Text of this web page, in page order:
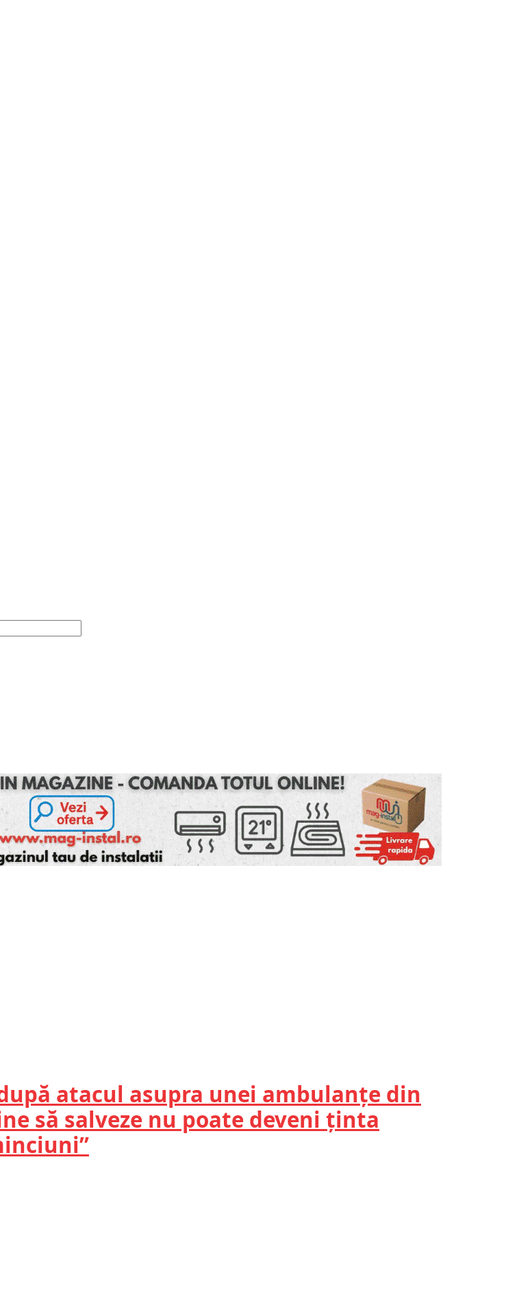
atacul asupra unei ambulanțe din
să salveze nu poate deveni ținta